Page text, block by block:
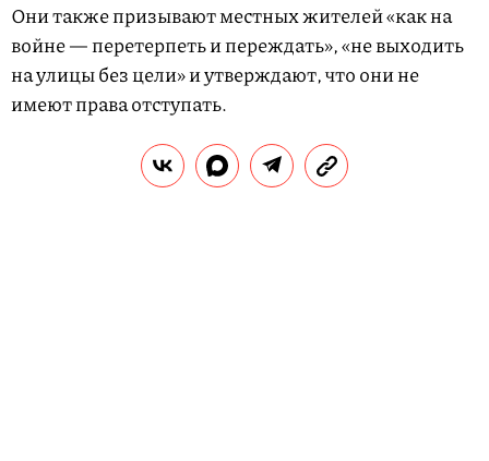
Они также призывают местных жителей «как на
войне — перетерпеть и переждать», «не выходить
на улицы без цели» и утверждают, что они не
имеют права отступать.
В общем, лучше посмотрите: